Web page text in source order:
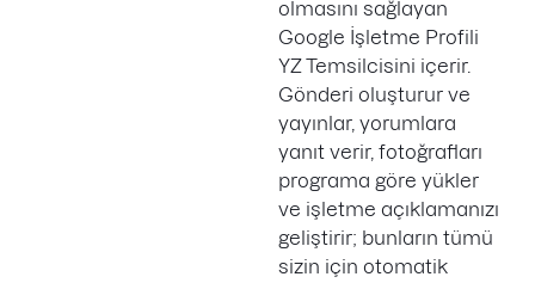
olmasını sağlayan
Google İşletme Profili
YZ Temsilcisini içerir.
Gönderi oluşturur ve
yayınlar, yorumlara
yanıt verir, fotoğrafları
programa göre yükler
ve işletme açıklamanızı
geliştirir; bunların tümü
sizin için otomatik